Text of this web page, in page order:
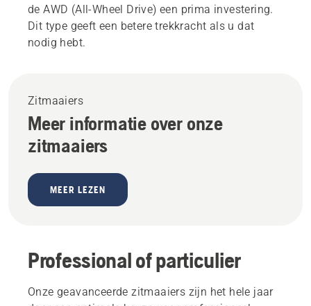
de AWD (All-Wheel Drive) een prima investering.
Dit type geeft een betere trekkracht als u dat
nodig hebt.
Zitmaaiers
Meer informatie over onze
zitmaaiers
MEER LEZEN
Professional of particulier
Onze geavanceerde zitmaaiers zijn het hele jaar